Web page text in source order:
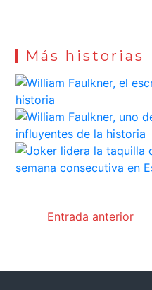
Más historias
Entrada anterior